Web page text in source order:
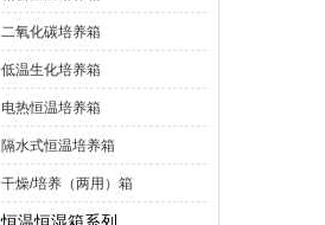
二氧化碳培养箱
低温生化培养箱
电热恒温培养箱
隔水式恒温培养箱
干燥/培养（两用）箱